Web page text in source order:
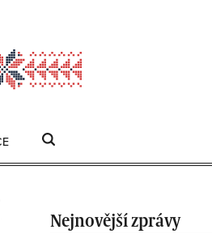
for:
Nejnovější zprávy